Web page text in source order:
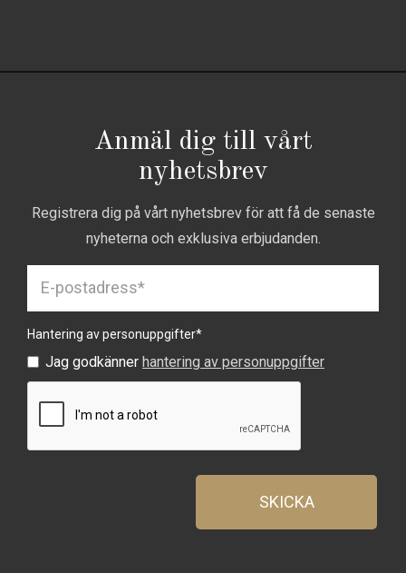
Anmäl dig till vårt
nyhetsbrev
Registrera dig på vårt nyhetsbrev för att få de senaste
nyheterna och exklusiva erbjudanden.
Hantering av personuppgifter*
Jag godkänner hantering av personuppgifter
SKICKA